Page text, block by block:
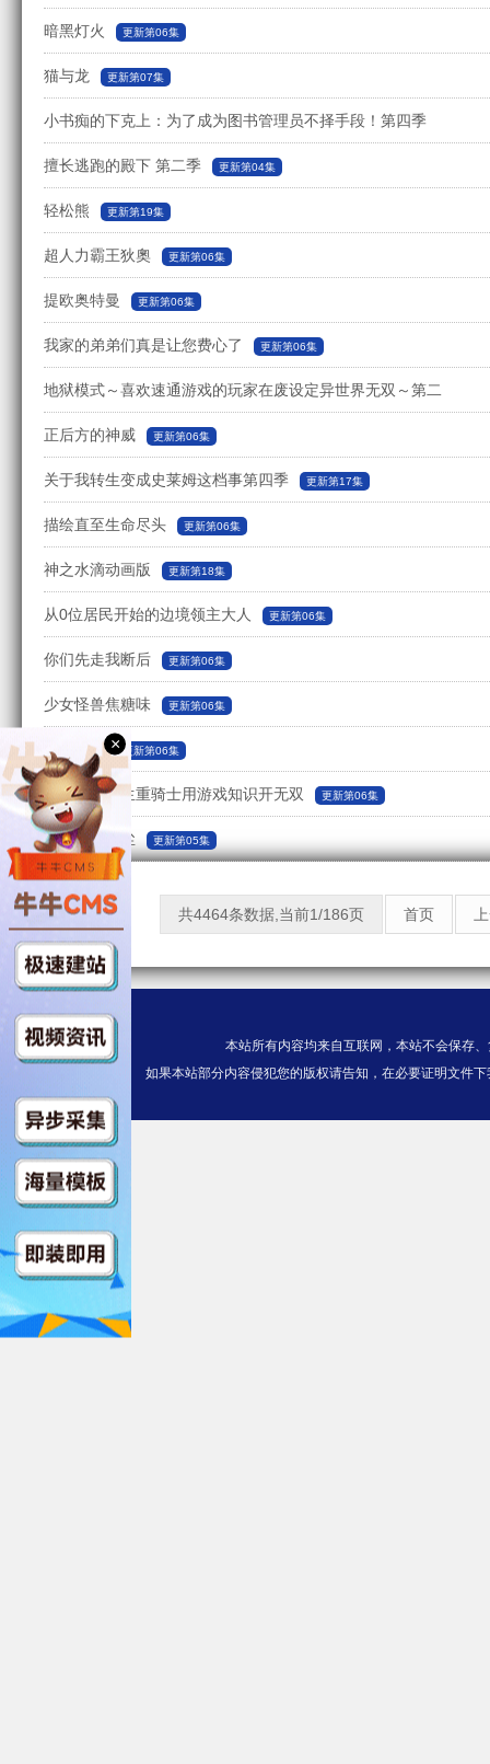
暗黑灯火 更新第06集
猫与龙 更新第07集
小书痴的下克上：为了成为图书管理员不择手段！第四季
更新第17集
擅长逃跑的殿下 第二季 更新第04集
轻松熊 更新第19集
超人力霸王狄奧 更新第06集
提欧奥特曼 更新第06集
我家的弟弟们真是让您费心了 更新第06集
地狱模式～喜欢速通游戏的玩家在废设定异世界无双～第二
季 更新第06集
正后方的神威 更新第06集
关于我转生变成史莱姆这档事第四季 更新第17集
描绘直至生命尽头 更新第06集
神之水滴动画版 更新第18集
从0位居民开始的边境领主大人 更新第06集
你们先走我断后 更新第06集
少女怪兽焦糖味 更新第06集
尼古喵喵 更新第06集
被追放的转生重骑士用游戏知识开无双 更新第06集
梅比乌斯之尘 更新第05集
共4464条数据,当前1/186页 首页
本站所有内容均来自互联网，本站不会保存
如果本站部分内容侵犯您的版权请告知，在必要证明文件
×